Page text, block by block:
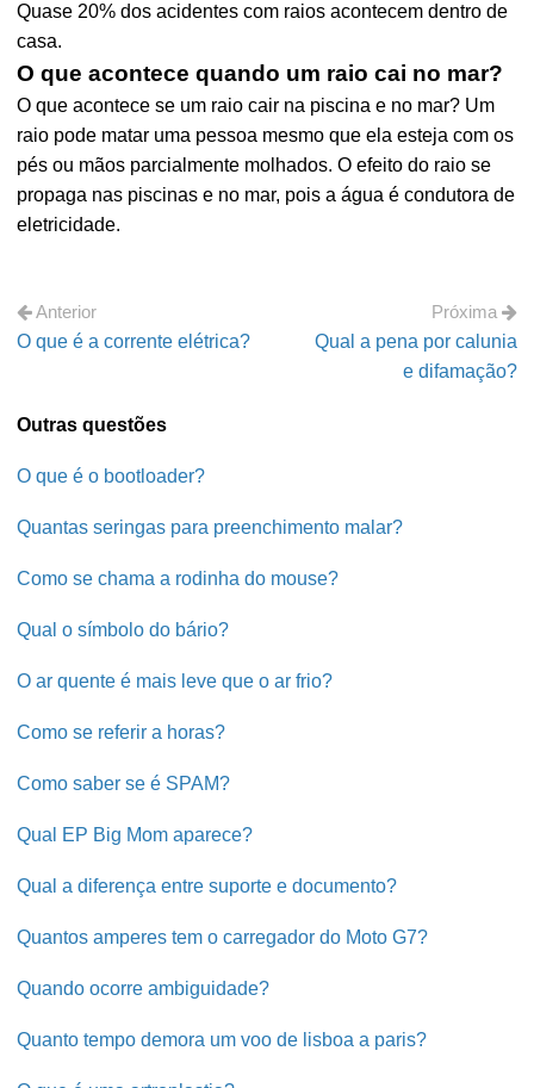
Quase 20% dos acidentes com raios acontecem dentro de
casa.
O que acontece quando um raio cai no mar?
O que acontece se um raio cair na piscina e no mar? Um
raio pode matar uma pessoa mesmo que ela esteja com os
pés ou mãos parcialmente molhados. O efeito do raio se
propaga nas piscinas e no mar, pois a água é condutora de
eletricidade.
Anterior
O que é a corrente elétrica?
Próxima
Qual a pena por calunia
e difamação?
Outras questões
O que é o bootloader?
Quantas seringas para preenchimento malar?
Como se chama a rodinha do mouse?
Qual o símbolo do bário?
O ar quente é mais leve que o ar frio?
Como se referir a horas?
Como saber se é SPAM?
Qual EP Big Mom aparece?
Qual a diferença entre suporte e documento?
Quantos amperes tem o carregador do Moto G7?
Quando ocorre ambiguidade?
Quanto tempo demora um voo de lisboa a paris?